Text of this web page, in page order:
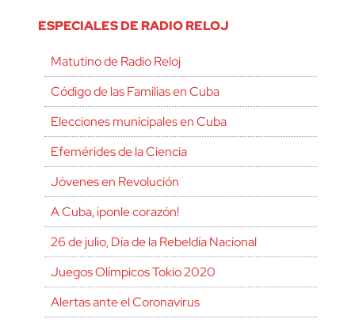
ESPECIALES DE RADIO RELOJ
Matutino de Radio Reloj
Código de las Familias en Cuba
Elecciones municipales en Cuba
Efemérides de la Ciencia
Jóvenes en Revolución
A Cuba, ¡ponle corazón!
26 de julio, Día de la Rebeldía Nacional
Juegos Olímpicos Tokio 2020
Alertas ante el Coronavirus